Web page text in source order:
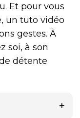
Et pour vous
un tuto vidéo
gestes. À
soi, à son
détente
+